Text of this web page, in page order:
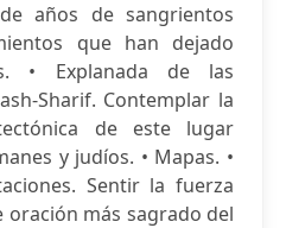
años de sangrientos
que han dejado
• Explanada de las
Sharif. Contemplar la
de este lugar
y judíos. • Mapas. •
Sentir la fuerza
más sagrado del